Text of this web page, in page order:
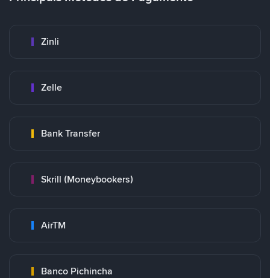
Zinli
Zelle
Bank Transfer
Skrill (Moneybookers)
AirTM
Banco Pichincha